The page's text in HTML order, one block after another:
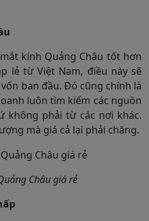
kính Quảng Châu tốt hơn
lẻ từ Việt Nam, điều này sẽ
ban đầu. Đó cũng chính là
luôn tìm kiếm các nguồn
không phải từ các nơi khác.
mà giá cả lại phải chăng.
Châu giá rẻ